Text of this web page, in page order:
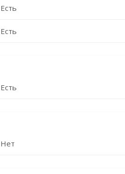
Есть
Есть
Есть
Нет